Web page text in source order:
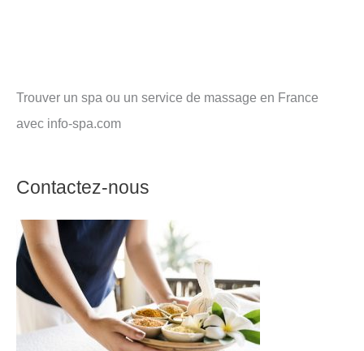
Trouver un spa ou un service de massage en France
avec info-spa.com
Contactez-nous